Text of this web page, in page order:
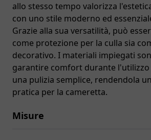
allo stesso tempo valorizza
con uno stile moderno ed
Grazie alla sua versatilità, può
come protezione per la culla sia
decorativo. I materiali impiegati
garantire comfort durante
una pulizia semplice, rendendola
pratica per la cameretta.
Misure